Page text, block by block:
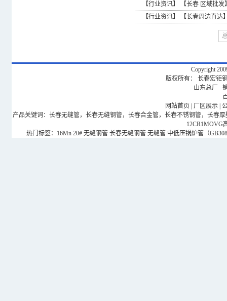
【行业资讯】
【长春 区域批
【行业资讯】 【长春周边直
Copyright
版权所有： 长春宏钜
山东总厂
网站首页
厂区展示
产品关键词：长春无缝管，长春无缝钢管，长春合金管，长春不锈钢管，长春
12CR1MOVG
热门标签：
16Mn 20# 无缝钢管 长春无缝钢管 无缝管 中低压锅炉管（